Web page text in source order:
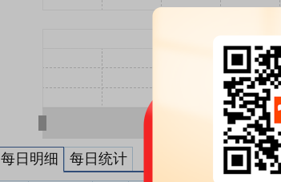
每日明细 每日统计